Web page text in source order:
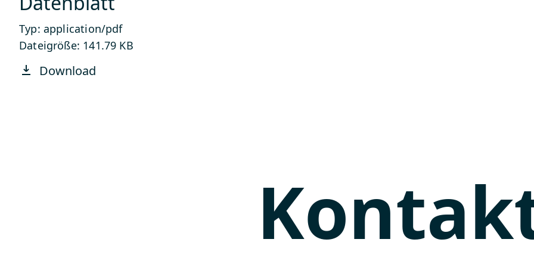
Typ: application/pdf
Dateigröße: 141.79 KB
Download